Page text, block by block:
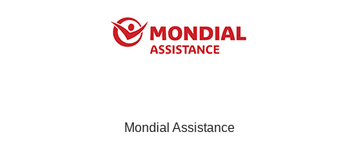
Mondial Assistance